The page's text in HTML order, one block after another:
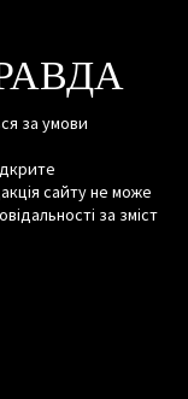
за умови
сайту не може
за зміст